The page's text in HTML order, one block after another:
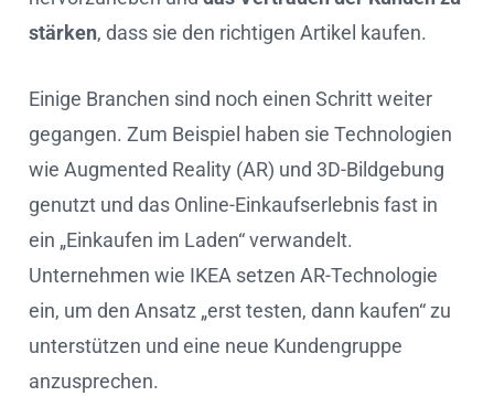
stärken, dass sie den richtigen Artikel kaufen.
Einige Branchen sind noch einen Schritt weiter
gegangen. Zum Beispiel haben sie Technologien
wie Augmented Reality (AR) und 3D-Bildgebung
genutzt und das Online-Einkaufserlebnis fast in
ein „Einkaufen im Laden“ verwandelt.
Unternehmen wie IKEA setzen AR-Technologie
ein, um den Ansatz „erst testen, dann kaufen“ zu
unterstützen und eine neue Kundengruppe
anzusprechen.